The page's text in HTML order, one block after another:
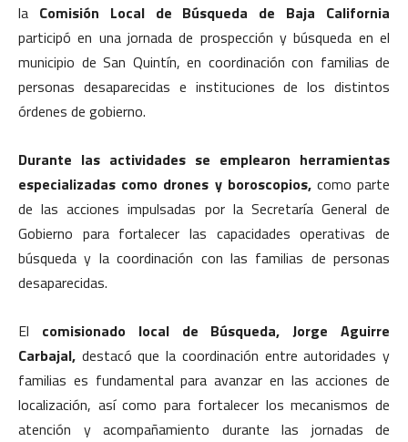
la Comisión Local de Búsqueda de Baja California
participó en una jornada de prospección y búsqueda en el
municipio de San Quintín, en coordinación con familias de
personas desaparecidas e instituciones de los distintos
órdenes de gobierno.
Durante las actividades se emplearon herramientas
especializadas como drones y boroscopios,como parte
de las acciones impulsadas por la Secretaría General de
Gobierno para fortalecer las capacidades operativas de
búsqueda y la coordinación con las familias de personas
desaparecidas.
El comisionado local de Búsqueda, Jorge Aguirre
Carbajal, destacó que la coordinación entre autoridades y
familias es fundamental para avanzar en las acciones de
localización, así como para fortalecer los mecanismos de
atención y acompañamiento durante las jornadas de